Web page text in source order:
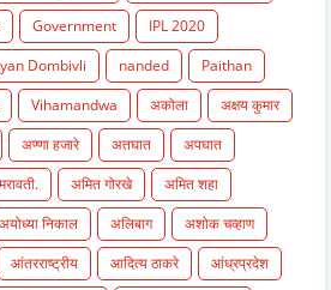
Government
IPL 2020
Dombivli nanded
Paithan
Vihamandwa अकोला
अक्षय कुमार
अण्णा हजारे अतघात
अपघात
अमित गोरखे
अमित शहा
अयोध्या निकाल अलिबाग
अशोक चव्हाण
आंतरराष्ट्रीय आदित्य ठाकरे
आंध्रप्रदेश